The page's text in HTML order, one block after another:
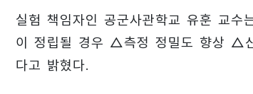
실험 책임자인 공군사관학교 유훈 교
이 정립될 경우 △측정 정밀도 향상 △
다고 밝혔다.